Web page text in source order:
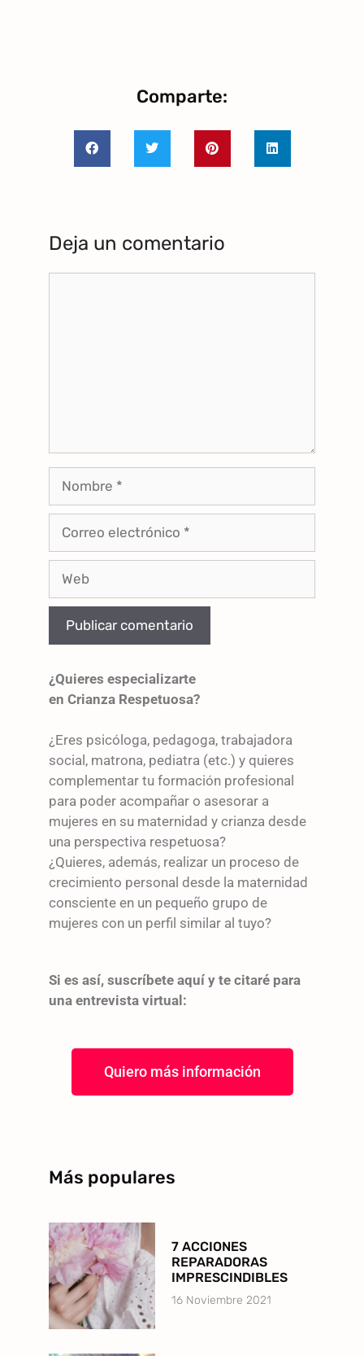
Comparte:
Deja un comentario
¿Quieres especializarte
en Crianza Respetuosa?
¿Eres psicóloga, pedagoga, trabajadora
social, matrona, pediatra (etc.) y quieres
complementar tu formación profesional
para poder acompañar o asesorar a
mujeres en su maternidad y crianza desde
una perspectiva respetuosa?
¿Quieres, además, realizar un proceso de
crecimiento personal desde la maternidad
consciente en un pequeño grupo de
mujeres con un perfil similar al tuyo?
Si es así, suscríbete aquí y te citaré para
una entrevista virtual:
Quiero más información
Más populares
7 ACCIONES
REPARADORAS
IMPRESCINDIBLES
16 Noviembre 2021